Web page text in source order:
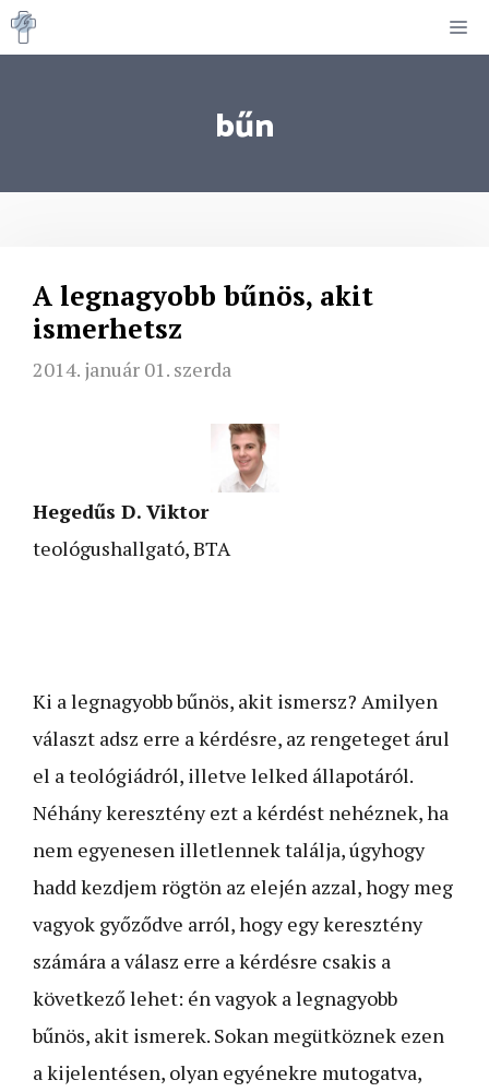
Kilépés
a
bűn
A legnagyobb bűnös, akit
ismerhetsz
2014. január 01. szerda
Hegedűs D. Viktor
teológushallgató, BTA
Ki a legnagyobb bűnös, akit ismersz? Amilyen
választ adsz erre a kérdésre, az rengeteget árul
el a teológiádról, illetve lelked állapotáról.
Néhány keresztény ezt a kérdést nehéznek, ha
nem egyenesen illetlennek találja, úgyhogy
hadd kezdjem rögtön az elején azzal, hogy meg
vagyok győződve arról, hogy egy keresztény
számára a válasz erre a kérdésre csakis a
következő lehet: én vagyok a legnagyobb
bűnös, akit ismerek. Sokan megütköznek ezen
a kijelentésen, olyan egyénekre mutogatva,